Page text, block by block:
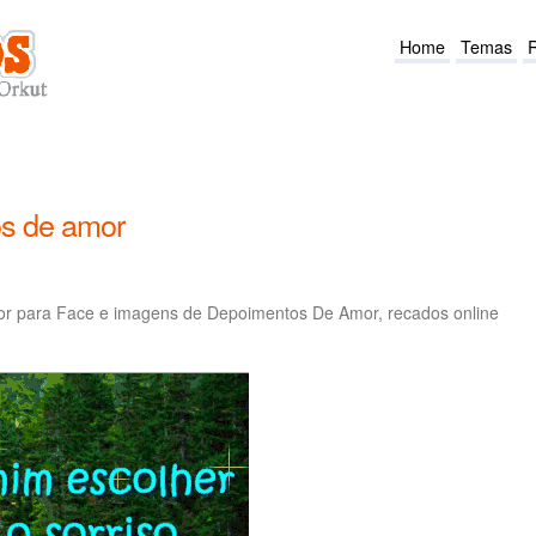
Home Temas
de amor
para Face e imagens de Depoimentos De Amor, recados online